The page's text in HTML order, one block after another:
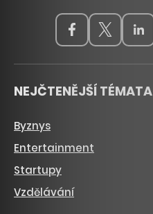
NEJČTENĚJŠÍ TÉMATA
Byznys
Entertainment
Startupy
Vzdělávání